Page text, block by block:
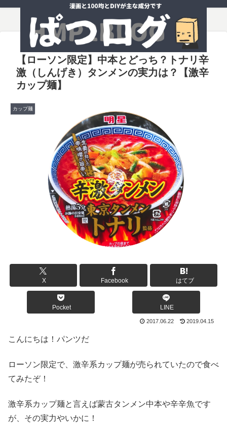
【ローソン限定】中本とどっち？トナリ辛
激（しんげき）タンメンの実力は？【激辛
カップ麺】
カップ麺
X Facebook はてブ
Pocket LINE
2017.06.22 2019.04.15
こんにちは！パンツだ
ローソン限定で、激辛系カップ麺が売られていたので食べ
てみたぞ！
激辛系カップ麺と言えば蒙古タンメン中本や辛辛魚です
が、その実力やいかに！